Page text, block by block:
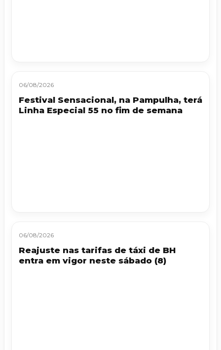
06/08/2026
Festival Sensacional, na Pampulha, terá
Linha Especial 55 no fim de semana
06/08/2026
Reajuste nas tarifas de táxi de BH
entra em vigor neste sábado (8)